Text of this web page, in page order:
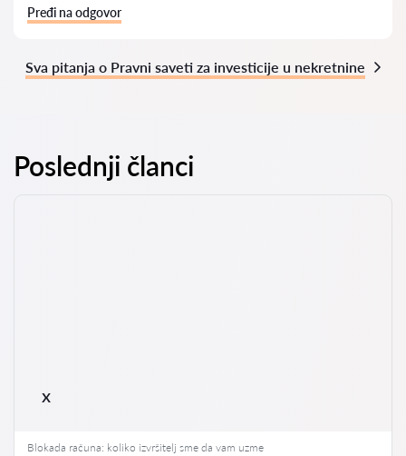
Pređi na odgovor
Sva pitanja o Pravni saveti za investicije u nekretnine
Poslednji članci
x
Blokada računa: koliko izvršitelj sme da vam uzme